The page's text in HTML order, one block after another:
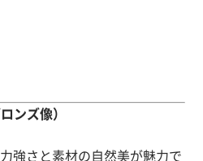
ンズ像）
強さと素材の自然美が魅力で